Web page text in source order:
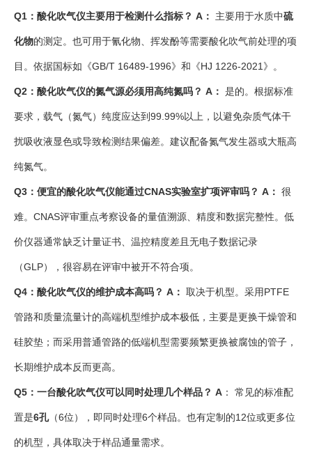
Q1：酸化吹气仪主要用于检测什么指标？ A： 主要用于水质中硫
化物的测定。也可用于氰化物、挥发酚等需要酸化吹气前处理的项
目。依据国标如《GB/T 16489-1996》和《HJ 1226-2021》。
Q2：酸化吹气仪的氮气源必须用高纯氮吗？ A： 是的。根据标准
要求，载气（氮气）纯度应达到99.99%以上，以避免杂质气体干
扰吸收液显色或导致检测结果偏差。建议配备氮气发生器或大瓶高
纯氮气。
Q3：便宜的酸化吹气仪能通过CNAS实验室扩项评审吗？ A： 很
难。CNAS评审重点考察设备的量值溯源、精度和数据完整性。低
价仪器通常缺乏计量证书、温控精度差且无电子数据记录
（GLP），很容易在评审中被开不符合项。
Q4：酸化吹气仪的维护成本高吗？ A： 取决于机型。采用PTFE
管路和质量流量计的高端机型维护成本极低，主要是更换干燥管和
硅胶垫；而采用普通管路的低端机型需要频繁更换被腐蚀的管子，
长期维护成本反而更高。
Q5：一台酸化吹气仪可以同时处理几个样品？ A ： 常见的标准配
置是6孔（6位），即同时处理6个样品。也有定制的12位或更多位
的机型，具体取决于样品通量需求。